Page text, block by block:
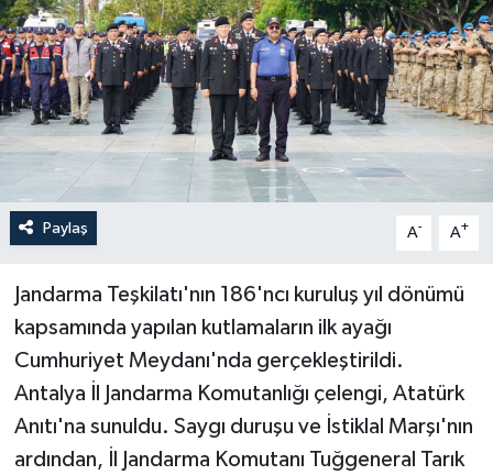
Paylaş A- A+
Jandarma Teşkilatı'nın 186'ncı kuruluş yıl dönümü
kapsamında yapılan kutlamaların ilk ayağı
Cumhuriyet Meydanı'nda gerçekleştirildi.
Antalya İl Jandarma Komutanlığı çelengi, Atatürk
Anıtı'na sunuldu. Saygı duruşu ve İstiklal Marşı'nın
ardından, İl Jandarma Komutanı Tuğgeneral Tarık
KANALV Spor
Kültür Sanat
Magazin
Öğle Bülteni
Sosyal medya
Spor